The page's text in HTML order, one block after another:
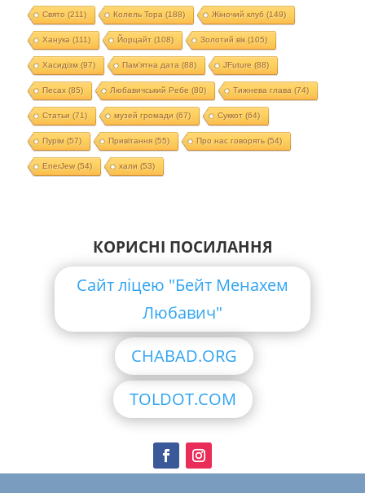
Свято (211) Колель Тора (188) Жіночий клуб (149)
Ханука (111) Йорцайт (108) Золотий вік(105)
Хасидізм (97) Пам'ятна дата (88) JFuture (88)
Песах(85) Любавичський Ребе (80) Тижнева глава (74)
Статьи (71) музей громади (67) Суккот (64)
Пурім (57) Привітання(55) Про нас говорять (54)
EnerJew(54) хали (53)
КОРИСНІ ПОСИЛАННЯ
Сайт ліцею "Бейт Менахем
Любавич"
CHABAD.ORG
TOLDOT.COM